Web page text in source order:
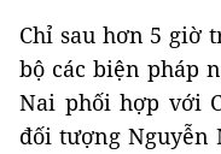
Chỉ sau hơn 5 giờ
bộ các biện pháp
Nai phối hợp với
đối tượng Nguyễn